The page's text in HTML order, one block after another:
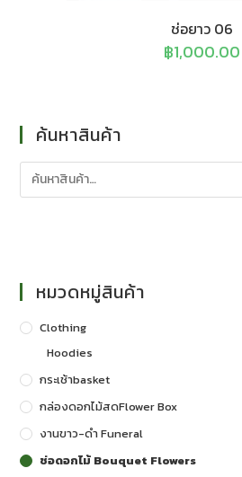
ช่อยาว 06
฿1,000.00
ค้นหาสินค้า
หมวดหมู่สินค้า
Clothing
Hoodies
กระเช้าbasket
กล่องดอกไม้สดFlower Box
งานขาว-ดำ Funeral
ช่อดอกไม้ Bouquet Flowers